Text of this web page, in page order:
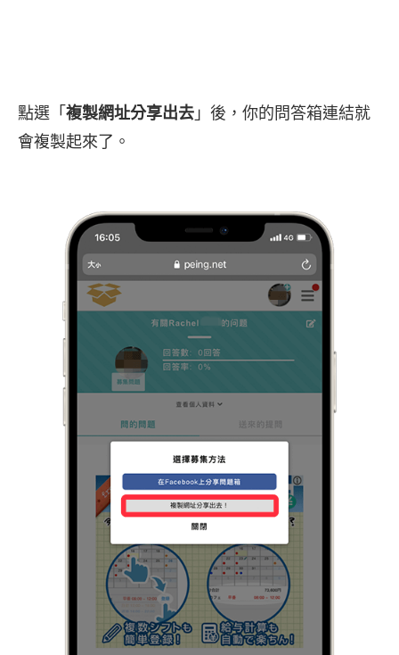
點選「 複製網址分享出去 」後，你的問答箱連結就
會複製起來了。